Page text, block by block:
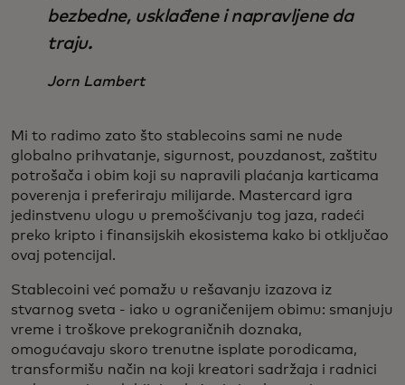
bezbedne, usklađene i napravljene da
traju.
Jorn Lambert
Mi to radimo zato što stablecoins sami ne nude
globalno prihvatanje, sigurnost, pouzdanost, zaštitu
potrošača i obim koji su napravili plaćanja karticama
poverenja i preferiraju milijarde. Mastercard igra
jedinstvenu ulogu u premošćivanju tog jaza, radeći
preko kripto i finansijskih ekosistema kako bi otključao
ovaj potencijal.
Stablecoini već pomažu u rešavanju izazova iz
stvarnog sveta - iako u ograničenijem obimu: smanjuju
vreme i troškove prekograničnih doznaka,
omogućavaju skoro trenutne isplate porodicama,
transformišu način na koji kreatori sadržaja i radnici